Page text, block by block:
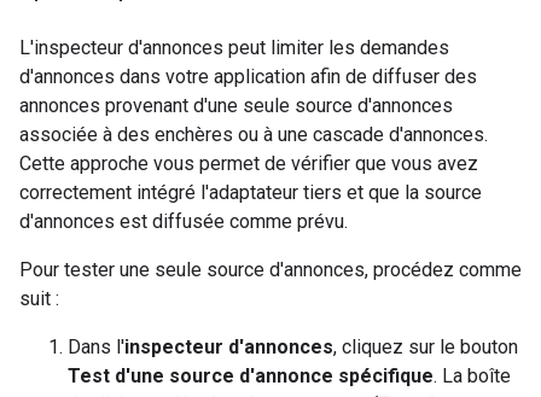
L'inspecteur d'annonces peut limiter les demandes
d'annonces dans votre application afin de diffuser des
annonces provenant d'une seule source d'annonces
associée à des enchères ou à une cascade d'annonces.
Cette approche vous permet de vérifier que vous avez
correctement intégré l'adaptateur tiers et que la source
d'annonces est diffusée comme prévu.
Pour tester une seule source d'annonces, procédez comme
suit :
Dans l'inspecteur d'annonces, cliquez sur le bouton
Test d'une source d'annonce spécifique. La boîte